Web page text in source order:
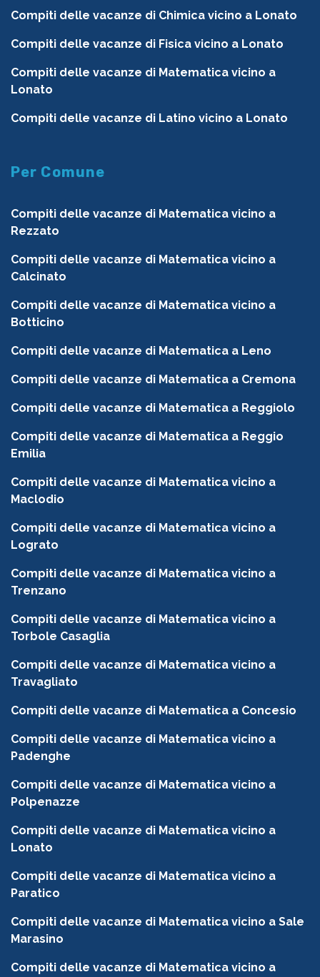
Compiti delle vacanze di Chimica vicino a Lonato
Compiti delle vacanze di Fisica vicino a Lonato
Compiti delle vacanze di Matematica vicino a
Lonato
Compiti delle vacanze di Latino vicino a Lonato
Per Comune
Compiti delle vacanze di Matematica vicino a
Rezzato
Compiti delle vacanze di Matematica vicino a
Calcinato
Compiti delle vacanze di Matematica vicino a
Botticino
Compiti delle vacanze di Matematica a Leno
Compiti delle vacanze di Matematica a Cremona
Compiti delle vacanze di Matematica a Reggiolo
Compiti delle vacanze di Matematica a Reggio
Emilia
Compiti delle vacanze di Matematica vicino a
Maclodio
Compiti delle vacanze di Matematica vicino a
Lograto
Compiti delle vacanze di Matematica vicino a
Trenzano
Compiti delle vacanze di Matematica vicino a
Torbole Casaglia
Compiti delle vacanze di Matematica vicino a
Travagliato
Compiti delle vacanze di Matematica a Concesio
Compiti delle vacanze di Matematica vicino a
Padenghe
Compiti delle vacanze di Matematica vicino a
Polpenazze
Compiti delle vacanze di Matematica vicino a
Lonato
Compiti delle vacanze di Matematica vicino a
Paratico
Compiti delle vacanze di Matematica vicino a Sale
Marasino
Compiti delle vacanze di Matematica vicino a